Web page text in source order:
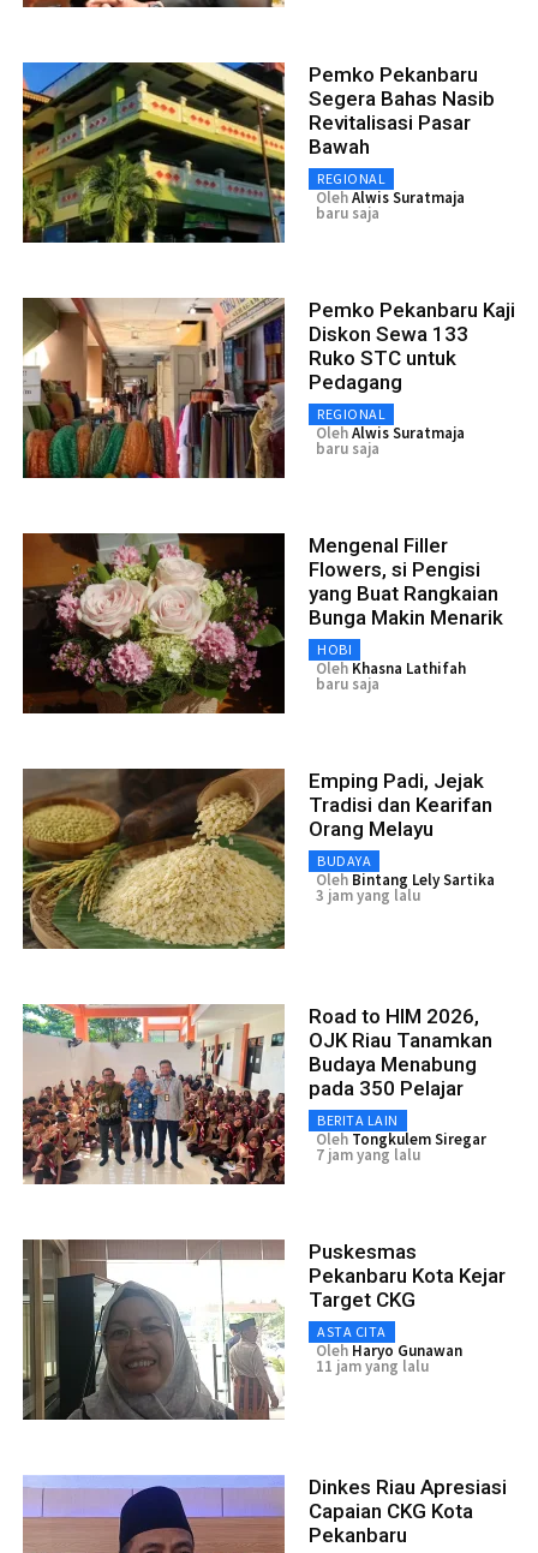
Pemko Pekanbaru
Segera Bahas Nasib
Revitalisasi Pasar
Bawah
REGIONAL
OlehAlwis Suratmaja
baru saja
Pemko Pekanbaru Kaji
Diskon Sewa 133
Ruko STC untuk
Pedagang
REGIONAL
OlehAlwis Suratmaja
baru saja
Mengenal Filler
Flowers, si Pengisi
yang Buat Rangkaian
Bunga Makin Menarik
HOBI
Oleh Khasna Lathifah
baru saja
Emping Padi, Jejak
Tradisi dan Kearifan
Orang Melayu
BUDAYA
Oleh Bintang Lely Sartika
3 jam yang lalu
Road to HIM 2026,
OJK Riau Tanamkan
Budaya Menabung
pada 350 Pelajar
BERITA LAIN
Oleh Tongkulem Siregar
7 jam yang lalu
Puskesmas
Pekanbaru Kota Kejar
Target CKG
ASTA CITA
Oleh Haryo Gunawan
11 jam yang lalu
Dinkes Riau Apresiasi
Capaian CKG Kota
Pekanbaru